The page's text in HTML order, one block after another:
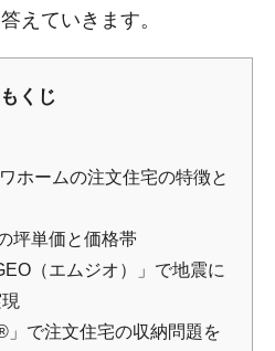
えていきます。
もくじ
ホームの注文住宅の特徴と
坪単価と価格帯
（エムジオ）」で地震に
」で注文住宅の収納問題を